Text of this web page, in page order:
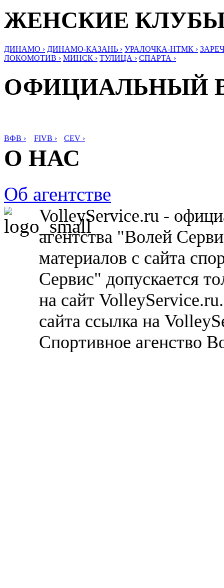
ЖЕНСКИЕ
ДИНАМО › ДИНАМО-КАЗАНЬ › УРАЛОЧКА-НТМК ›
ЛОКОМОТИВ › МИНСК › ТУЛИЦА › СПАРТА ›
ОФИЦИАЛЬНЫЙ
ВФВ › FIVB › CEV ›
О НАС
Об агентстве
VolleyService.ru -
агентства "Волей
материалов с сайта
Сервис" допускается
на сайт
сайта ссылка на
Спортивное агенство